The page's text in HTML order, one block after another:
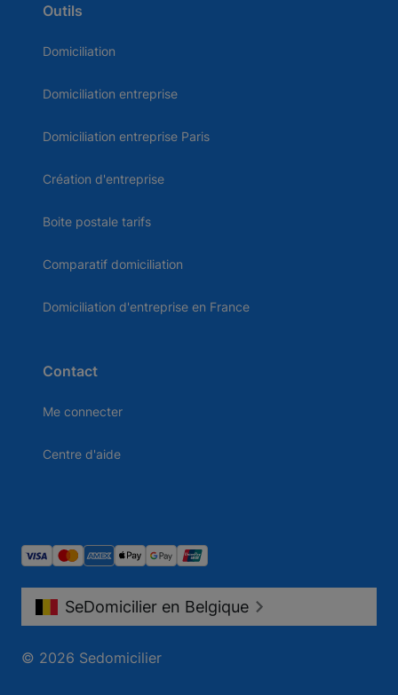
Outils
Domiciliation
Domiciliation entreprise
Domiciliation entreprise Paris
Création d'entreprise
Boite postale tarifs
Comparatif domiciliation
Domiciliation d'entreprise en France
Contact
Me connecter
Centre d'aide
© 2026 Sedomicilier
SeDomicilier en Belgique